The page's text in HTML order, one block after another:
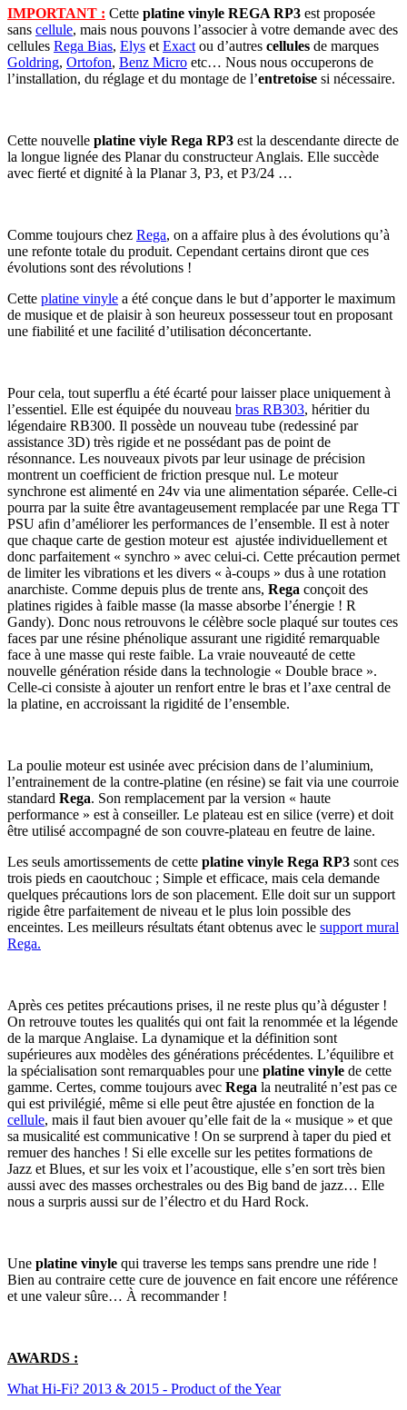
IMPORTANT : Cette platine vinyle REGA RP3 est proposée
sans cellule, mais nous pouvons l’associer à votre demande avec des
cellules Rega Bias, Elys et Exact ou d’autres cellules de marques
Goldring, Ortofon, Benz Micro etc… Nous nous occuperons de
l’installation, du réglage et du montage de l’entretoise si nécessaire.
Cette nouvelle platine viyle Rega RP3 est la descendante directe de
la longue lignée des Planar du constructeur Anglais. Elle succède
avec fierté et dignité à la Planar 3, P3, et P3/24 …
Comme toujours chez Rega, on a affaire plus à des évolutions qu’à
une refonte totale du produit. Cependant certains diront que ces
évolutions sont des révolutions !
Cette platine vinyle a été conçue dans le but d’apporter le maximum
de musique et de plaisir à son heureux possesseur tout en proposant
une fiabilité et une facilité d’utilisation déconcertante.
Pour cela, tout superflu a été écarté pour laisser place uniquement à
l’essentiel. Elle est équipée du nouveau bras RB303, héritier du
légendaire RB300. Il possède un nouveau tube (redessiné par
assistance 3D) très rigide et ne possédant pas de point de
résonnance. Les nouveaux pivots par leur usinage de précision
montrent un coefficient de friction presque nul. Le moteur
synchrone est alimenté en 24v via une alimentation séparée. Celle-ci
pourra par la suite être avantageusement remplacée par une Rega TT
PSU afin d’améliorer les performances de l’ensemble. Il est à noter
que chaque carte de gestion moteur est ajustée individuellement et
donc parfaitement « synchro » avec celui-ci. Cette précaution permet
de limiter les vibrations et les divers « à-coups » dus à une rotation
anarchiste. Comme depuis plus de trente ans, Rega conçoit des
platines rigides à faible masse (la masse absorbe l’énergie ! R
Gandy). Donc nous retrouvons le célèbre socle plaqué sur toutes ces
faces par une résine phénolique assurant une rigidité remarquable
face à une masse qui reste faible. La vraie nouveauté de cette
nouvelle génération réside dans la technologie « Double brace ».
Celle-ci consiste à ajouter un renfort entre le bras et l’axe central de
la platine, en accroissant la rigidité de l’ensemble.
La poulie moteur est usinée avec précision dans de l’aluminium,
l’entrainement de la contre-platine (en résine) se fait via une courroie
standard Rega. Son remplacement par la version « haute
performance » est à conseiller. Le plateau est en silice (verre) et doit
être utilisé accompagné de son couvre-plateau en feutre de laine.
Les seuls amortissements de cette platine vinyle Rega RP3 sont ces
trois pieds en caoutchouc ; Simple et efficace, mais cela demande
quelques précautions lors de son placement. Elle doit sur un support
rigide être parfaitement de niveau et le plus loin possible des
enceintes. Les meilleurs résultats étant obtenus avec le support mural
Rega.
Après ces petites précautions prises, il ne reste plus qu’à déguster !
On retrouve toutes les qualités qui ont fait la renommée et la légende
de la marque Anglaise. La dynamique et la définition sont
supérieures aux modèles des générations précédentes. L’équilibre et
la spécialisation sont remarquables pour une platine vinyle de cette
gamme. Certes, comme toujours avec Rega la neutralité n’est pas ce
qui est privilégié, même si elle peut être ajustée en fonction de la
cellule, mais il faut bien avouer qu’elle fait de la « musique » et que
sa musicalité est communicative ! On se surprend à taper du pied et
remuer des hanches ! Si elle excelle sur les petites formations de
Jazz et Blues, et sur les voix et l’acoustique, elle s’en sort très bien
aussi avec des masses orchestrales ou des Big band de jazz… Elle
nous a surpris aussi sur de l’électro et du Hard Rock.
Une platine vinyle qui traverse les temps sans prendre une ride !
Bien au contraire cette cure de jouvence en fait encore une référence
et une valeur sûre… À recommander !
AWARDS :
What Hi-Fi? 2013 & 2015 - Product of the Year